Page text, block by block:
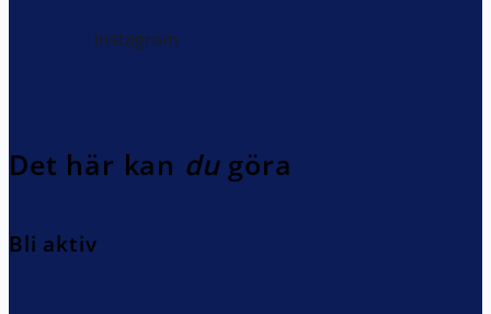
Instagram
Det här kan dugöra
Bli aktiv